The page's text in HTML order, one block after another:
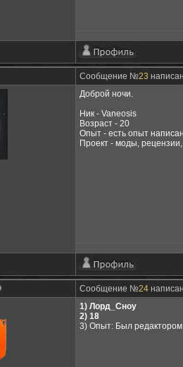
Сообщение №23
Доброй ночи.
Ник - Vaneosis
Возраст - 20
Опыт - есть опыт
Проект - моды,
Сообщение №24
1) Лорд_Сноу
2) 18
3) Опыт: Был редактором